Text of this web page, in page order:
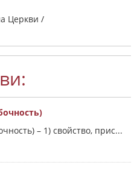
Церкви /
– 1) свойство, прис...